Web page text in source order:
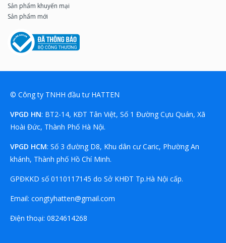
Sản phẩm khuyến mại
Sản phẩm mới
© Công ty TNHH đầu tư HATTEN
VPGD HN: BT2-14, KĐT Tân Việt, Số 1 Đường Cựu Quán, Xã
Hoài Đức, Thành Phố Hà Nội.
VPGD HCM: Số 3 đường D8, Khu dân cư Caric, Phường An
khánh, Thành phố Hồ Chí Minh.
GPĐKKD số 0110117145 do Sở KHĐT Tp.Hà Nội cấp.
Email: congtyhatten@gmail.com
Điện thoại: 0824614268